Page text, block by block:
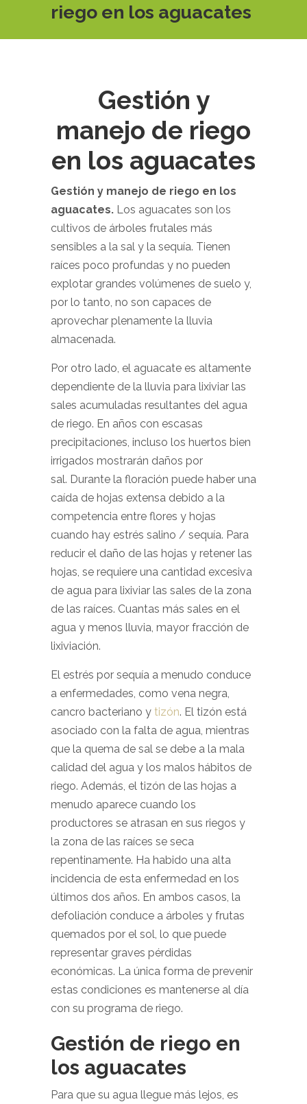
riego en los aguacates
Gestión y
manejo de riego
en los aguacates
Gestión y manejo de riego en los
aguacates. Los aguacates son los
cultivos de árboles frutales más
sensibles a la sal y la sequía. Tienen
raíces poco profundas y no pueden
explotar grandes volúmenes de suelo y,
por lo tanto, no son capaces de
aprovechar plenamente la lluvia
almacenada.
Por otro lado, el aguacate es altamente
dependiente de la lluvia para lixiviar las
sales acumuladas resultantes del agua
de riego. En años con escasas
precipitaciones, incluso los huertos bien
irrigados mostrarán daños por
sal. Durante la floración puede haber una
caída de hojas extensa debido a la
competencia entre flores y hojas
cuando hay estrés salino / sequía. Para
reducir el daño de las hojas y retener las
hojas, se requiere una cantidad excesiva
de agua para lixiviar las sales de la zona
de las raíces. Cuantas más sales en el
agua y menos lluvia, mayor fracción de
lixiviación.
El estrés por sequía a menudo conduce
a enfermedades, como vena negra,
cancro bacteriano y tizón. El tizón está
asociado con la falta de agua, mientras
que la quema de sal se debe a la mala
calidad del agua y los malos hábitos de
riego. Además, el tizón de las hojas a
menudo aparece cuando los
productores se atrasan en sus riegos y
la zona de las raíces se seca
repentinamente. Ha habido una alta
incidencia de esta enfermedad en los
últimos dos años. En ambos casos, la
defoliación conduce a árboles y frutas
quemados por el sol, lo que puede
representar graves pérdidas
económicas. La única forma de prevenir
estas condiciones es mantenerse al día
con su programa de riego.
Gestión de riego en
los aguacates
Para que su agua llegue más lejos, es